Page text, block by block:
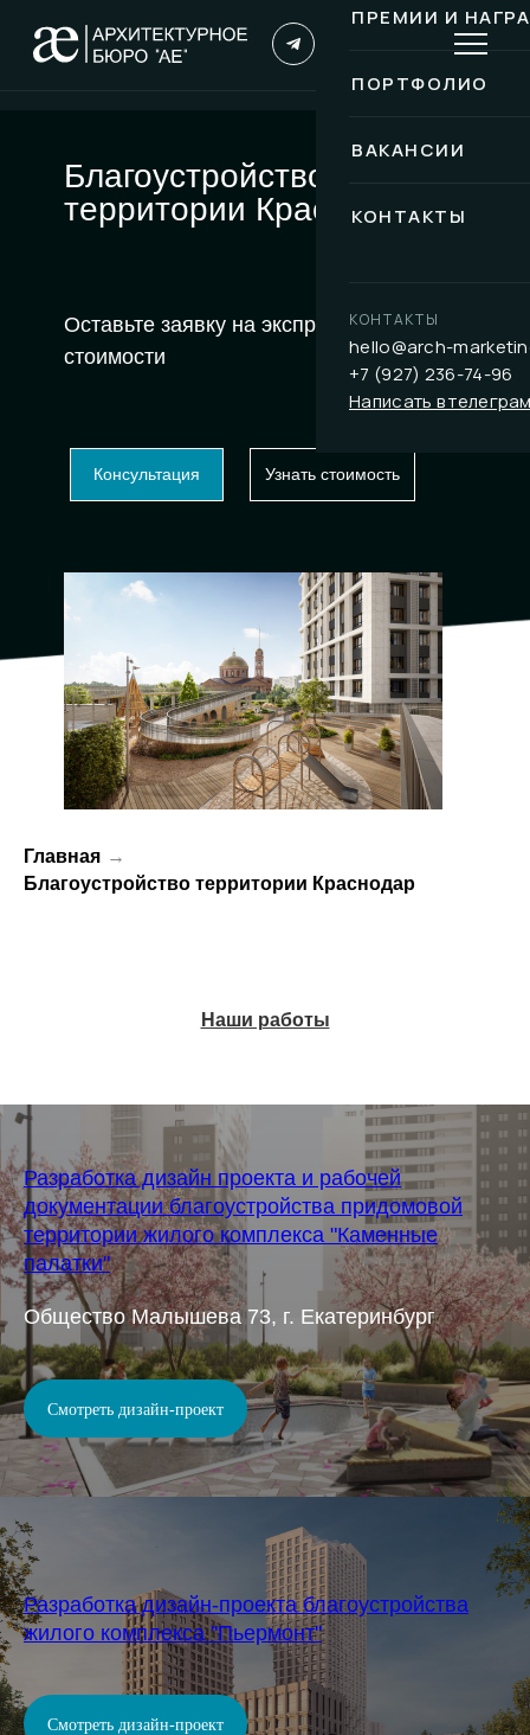
ПРЕМИИ И
ПОРТФОЛИО
ВАКАНСИИ
КОНТАКТЫ
КОНТАКТЫ
hello@arch-
+7 (927) 236-74-96
Написать в
Благоустройство
территории Краснодар
Консультация Узнать стоимость
Оставьте заявку на экспресс-расчет
стоимости
Главная →
Благоустройство территории Краснодар
Наши работы
Разработка дизайн проекта и рабочей
документации благоустройства придомовой
территории жилого комплекса "Каменные
палатки"
Общество Малышева 73, г. Екатеринбург
Смотреть дизайн-проект
Разработка дизайн-проекта благоустройства
жилого комплекса "Пьермонт"
Смотреть дизайн-проект